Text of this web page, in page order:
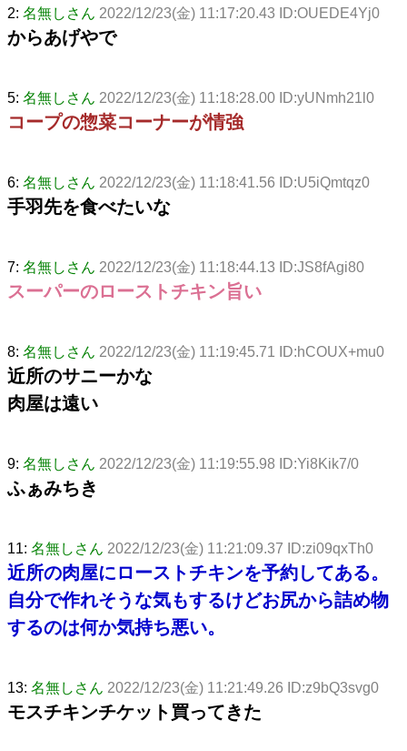
2: 名無しさん 2022/12/23(金) 11:17:20.43 ID:OUEDE4Yj0
からあげやで
5: 名無しさん 2022/12/23(金) 11:18:28.00 ID:yUNmh21l0
コープの惣菜コーナーが情強
6: 名無しさん 2022/12/23(金) 11:18:41.56 ID:U5iQmtqz0
手羽先を食べたいな
7: 名無しさん 2022/12/23(金) 11:18:44.13 ID:JS8fAgi80
スーパーのローストチキン旨い
8: 名無しさん 2022/12/23(金) 11:19:45.71 ID:hCOUX+mu0
近所のサニーかな
肉屋は遠い
9: 名無しさん 2022/12/23(金) 11:19:55.98 ID:Yi8Kik7/0
ふぁみちき
11: 名無しさん 2022/12/23(金) 11:21:09.37 ID:zi09qxTh0
近所の肉屋にローストチキンを予約してある。
自分で作れそうな気もするけどお尻から詰め物
するのは何か気持ち悪い。
13: 名無しさん 2022/12/23(金) 11:21:49.26 ID:z9bQ3svg0
モスチキンチケット買ってきた